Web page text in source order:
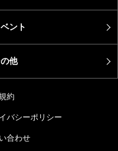
ント
他
約
バシーポリシー
合わせ